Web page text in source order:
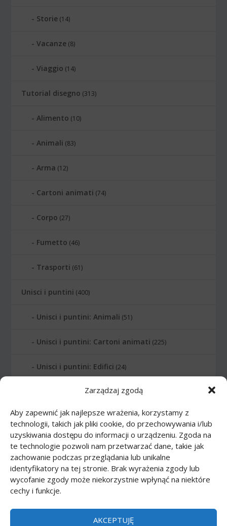
Zarządzaj zgodą
Aby zapewnić jak najlepsze wrażenia, korzystamy z
technologii, takich jak pliki cookie, do przechowywania i/lub
uzyskiwania dostępu do informacji o urządzeniu. Zgoda na
te technologie pozwoli nam przetwarzać dane, takie jak
zachowanie podczas przeglądania lub unikalne
identyfikatory na tej stronie. Brak wyrażenia zgody lub
wycofanie zgody może niekorzystnie wpłynąć na niektóre
cechy i funkcje.
AKCEPTUJĘ
Storie (14)
Vacanze (8)
Viaggio (14)
Tutorial disegno (313)
Alimento (10)
Animali (83)
Arma (12)
Cartoni animati (74)
Corpo (27)
Fumetto (46)
Trasporti (61)
Unisci i puntini (400)
Unisci i puntini: Animali (51)
Unisci i puntini: Cartoni animati (225)
Unisci i puntini: Edifici (24)
Unisci i puntini: Lettere (6)
Unisci i puntini: Numerati(12)
Unisci i puntini: Pianeti (10)
Unisci i puntini: Professione(21)
Unisci i puntini: Sport
Unisci i puntini: Strumenti musicali